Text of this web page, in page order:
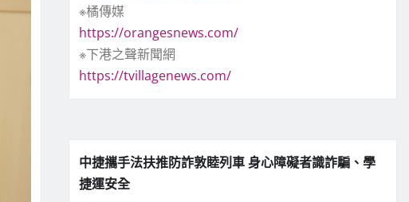
※橘傳媒
https://orangesnews.com/
※下港之聲新聞網
https://tvillagenews.com/
中捷攜手法扶推防詐敦睦列車 身心障礙者識詐騙、學
捷運安全